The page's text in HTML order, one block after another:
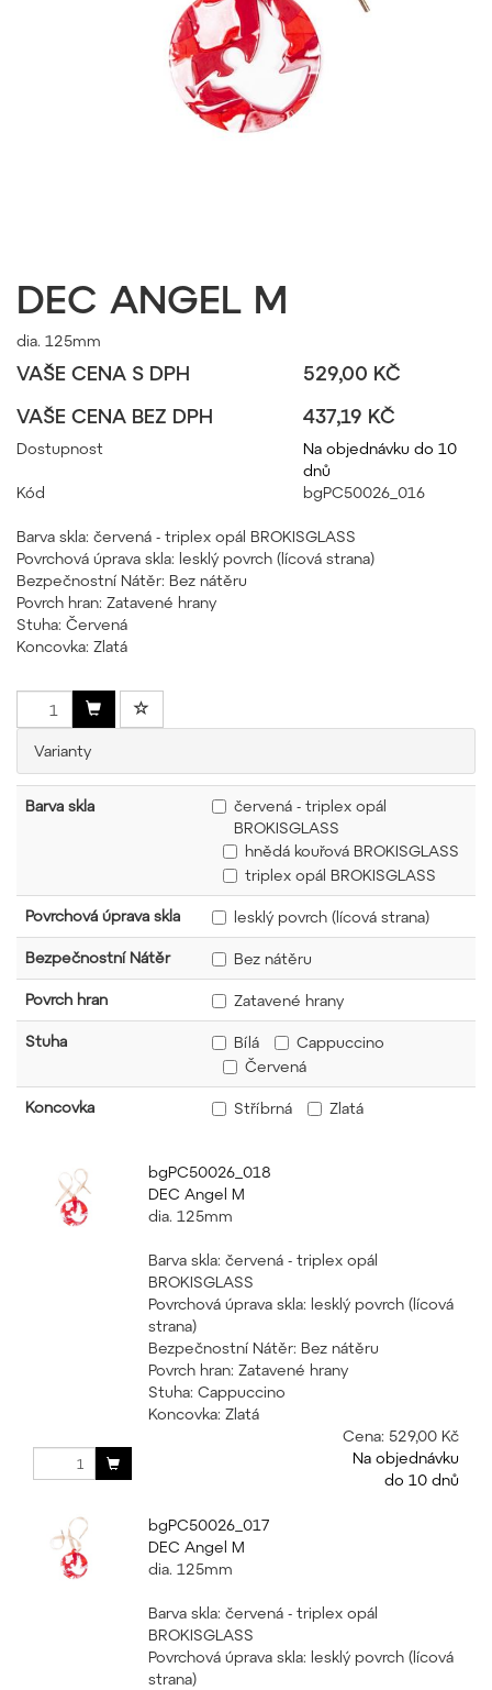
DEC ANGEL M
dia. 125mm
VAŠE CENA S DPH
529,00 KČ
VAŠE CENA BEZ DPH
437,19 KČ
Dostupnost
Na objednávku do 10
dnů
Kód
bgPC50026_016
Barva skla: červená - triplex opál BROKISGLASS
Povrchová úprava skla: lesklý povrch (lícová strana)
Bezpečnostní Nátěr: Bez nátěru
Povrch hran: Zatavené hrany
Stuha: Červená
Koncovka: Zlatá
Varianty
Barva skla
červená - triplex opál
BROKISGLASS
hnědá kouřová BROKISGLASS
triplex opál BROKISGLASS
Povrchová úprava skla lesklý povrch (lícová strana)
Bezpečnostní Nátěr Bez nátěru
Povrch hran Zatavené hrany
Stuha Bílá
Cappuccino
Červená
Koncovka Stříbrná Zlatá
bgPC50026_018
DEC Angel M
dia. 125mm
Barva skla: červená - triplex opál
BROKISGLASS
Povrchová úprava skla: lesklý povrch (lícová
strana)
Bezpečnostní Nátěr: Bez nátěru
Povrch hran: Zatavené hrany
Stuha: Cappuccino
Koncovka: Zlatá
Cena: 529,00 Kč
Na objednávku
do 10 dnů
bgPC50026_017
DEC Angel M
dia. 125mm
Barva skla: červená - triplex opál
BROKISGLASS
Povrchová úprava skla: lesklý povrch (lícová
strana)